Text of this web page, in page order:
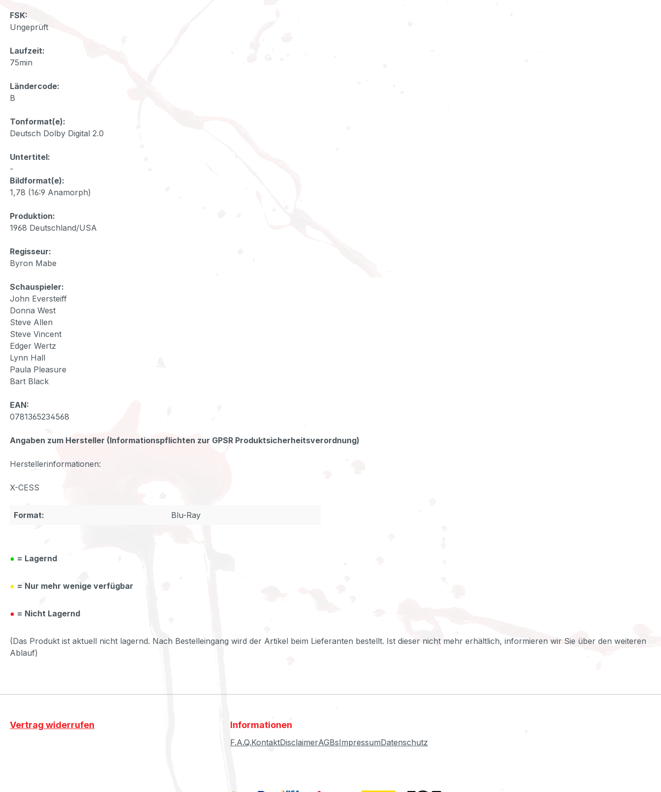
FSK:
Ungeprüft
Laufzeit:
75min
Ländercode:
B
Tonformat(e):
Deutsch Dolby Digital 2.0
Untertitel:
-
Bildformat(e):
1,78 (16:9 Anamorph)
Produktion:
1968 Deutschland/USA
Regisseur:
Byron Mabe
Schauspieler:
John Eversteiff
Donna West
Steve Allen
Steve Vincent
Edger Wertz
Lynn Hall
Paula Pleasure
Bart Black
EAN:
0781365234568
Angaben zum Hersteller (Informationspflichten zur GPSR Produktsicherheitsverordnung)
Herstellerinformationen:
X-CESS
Format: Blu-Ray
● = Lagernd
● = Nur mehr wenige verfügbar
● = Nicht Lagernd
(Das Produkt ist aktuell nicht lagernd. Nach Bestelleingang wird der Artikel beim Lieferanten bestellt. Ist dieser nicht mehr erhältlich, informieren wir Sie über den weiteren
Ablauf)
Vertrag widerrufen Informationen
F.A.Q.KontaktDisclaimerAGBsImpressumDatenschutz